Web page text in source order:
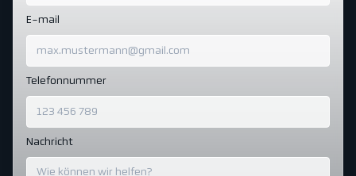
E-mail
Telefonnummer
Nachricht